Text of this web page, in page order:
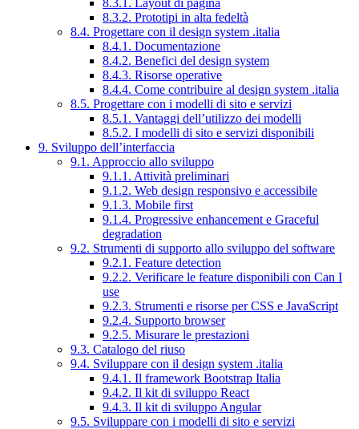
8.3.1. Layout di pagina
8.3.2. Prototipi in alta fedeltà
8.4. Progettare con il design system .italia
8.4.1. Documentazione
8.4.2. Benefici del design system
8.4.3. Risorse operative
8.4.4. Come contribuire al design system .italia
8.5. Progettare con i modelli di sito e servizi
8.5.1. Vantaggi dell’utilizzo dei modelli
8.5.2. I modelli di sito e servizi disponibili
9. Sviluppo dell’interfaccia
9.1. Approccio allo sviluppo
9.1.1. Attività preliminari
9.1.2. Web design responsivo e accessibile
9.1.3. Mobile first
9.1.4. Progressive enhancement e Graceful
degradation
9.2. Strumenti di supporto allo sviluppo del software
9.2.1. Feature detection
9.2.2. Verificare le feature disponibili con Can I
use
9.2.3. Strumenti e risorse per CSS e JavaScript
9.2.4. Supporto browser
9.2.5. Misurare le prestazioni
9.3. Catalogo del riuso
9.4. Sviluppare con il design system .italia
9.4.1. Il framework Bootstrap Italia
9.4.2. Il kit di sviluppo React
9.4.3. Il kit di sviluppo Angular
9.5. Sviluppare con i modelli di sito e servizi